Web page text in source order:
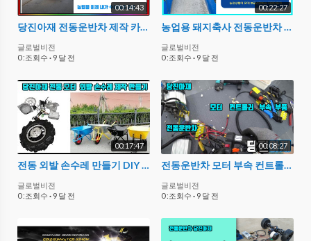
00:14:43
당진아재 전동운반차 제작 카페 회원후기 영상 농업용 모터 운반차 제작 만들기 실험제작용
글로벌비전
0 :조회수 · 9 달 전
00:22:27
농업용 돼지축사 전동운반차 만들기 커스텀 상담 부품 추천 카페회원 농업용 농사용
글로벌비전
0 :조회수 · 9 달 전
00:17:47
전동 외발 손수레 만들기 DIY 제작 농사용 맞춤 외발손수레 만들기 부속
글로벌비전
0 :조회수 · 9 달 전
00:08:27
전동운반차 모터 부속 컨트롤러 부품 전기
글로벌비전
0 :조회수 · 9 달 전